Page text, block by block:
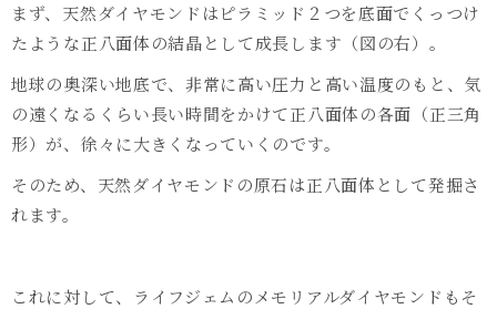
まず、天然ダイヤモンドはピラミッド２つを底面でくっつけ
たような正八面体の結晶として成長します（図の右）。
地球の奥深い地底で、非常に高い圧力と高い温度のもと、気
の遠くなるくらい長い時間をかけて正八面体の各面（正三角
形）が、徐々に大きくなっていくのです。
そのため、天然ダイヤモンドの原石は正八面体として発掘さ
れます。
これに対して、ライフジェムのメモリアルダイヤモンドもそ